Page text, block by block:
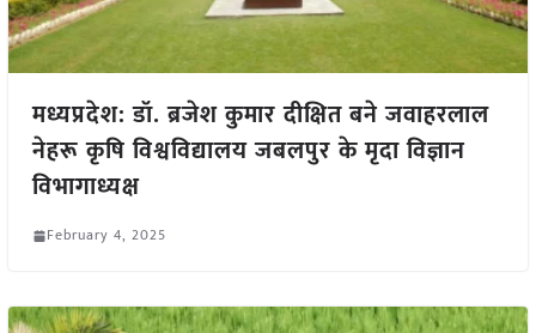
मध्यप्रदेश: डॉ. ब्रजेश कुमार दीक्षित बने जवाहरलाल
नेहरू कृषि विश्वविद्यालय जबलपुर के मृदा विज्ञान
विभागाध्यक्ष
February 4, 2025